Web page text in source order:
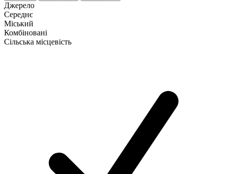
Джерело
Середнє
Міський
Комбіновані
Сільська місцевість